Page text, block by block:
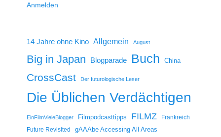
Anmelden
14 Jahre ohne Kino Allgemein August
Big in Japan Blogparade Buch China
CrossCast Der futurologische Leser
Die Üblichen Verdächtigen
EinFilmVieleBlogger Filmpodcasttipps FILMZ
Frankreich
Future Revisited
gAAAbe Accessing All Areas